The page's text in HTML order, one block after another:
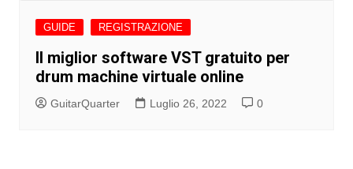
GUIDE REGISTRAZIONE
Il miglior software VST gratuito per
drum machine virtuale online
GuitarQuarter Luglio 26, 2022 0